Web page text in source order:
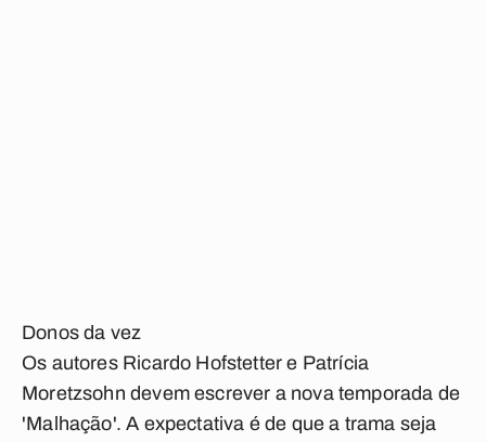
Donos da vez
Os autores Ricardo Hofstetter e Patrícia
Moretzsohn devem escrever a nova temporada de
'Malhação'. A expectativa é de que a trama seja